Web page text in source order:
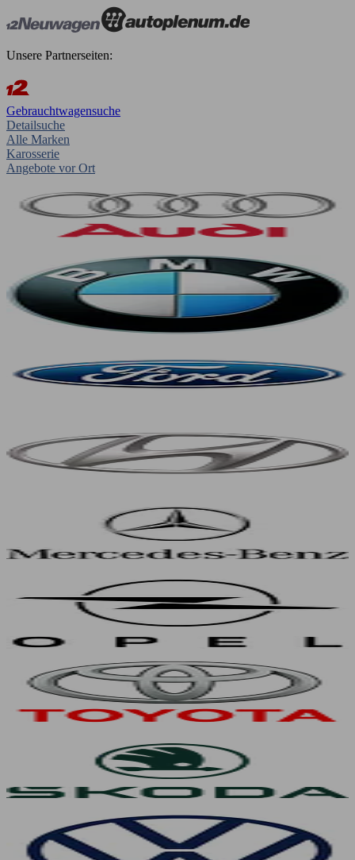
Unsere Partnerseiten:
Gebrauchtwagensuche
Detailsuche
Alle Marken
Karosserie
Angebote vor Ort